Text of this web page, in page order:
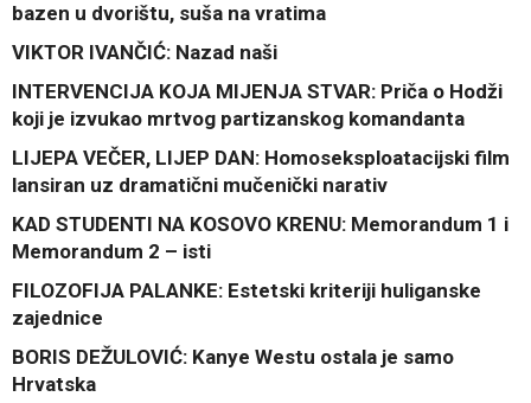
bazen u dvorištu, suša na vratima
VIKTOR IVANČIĆ: Nazad naši
INTERVENCIJA KOJA MIJENJA STVAR: Priča o Hodži
koji je izvukao mrtvog partizanskog komandanta
LIJEPA VEČER, LIJEP DAN: Homoseksploatacijski film
lansiran uz dramatični mučenički narativ
KAD STUDENTI NA KOSOVO KRENU: Memorandum 1 i
Memorandum 2 – isti
FILOZOFIJA PALANKE: Estetski kriteriji huliganske
zajednice
BORIS DEŽULOVIĆ: Kanye Westu ostala je samo
Hrvatska